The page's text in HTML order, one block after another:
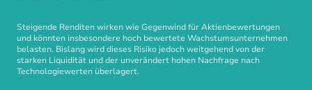
Steigende Renditen wirken wie Gegenwind für Aktienbewertungen
und könnten insbesondere hoch bewertete Wachstumsunternehmen
belasten. Bislang wird dieses Risiko jedoch weitgehend von der
starken Liquidität und der unverändert hohen Nachfrage nach
Technologiewerten überlagert.